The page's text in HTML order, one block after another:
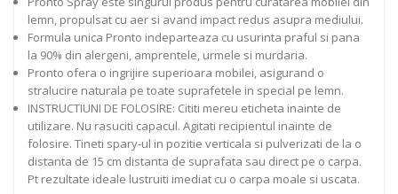
lemn, propulsat cu aer si avand impact redus asupra mediului.
Formula unica Pronto indeparteaza cu usurinta praful si pana
la 90% din alergeni, amprentele, urmele si murdaria.
Pronto ofera o ingrijire superioara mobilei, asigurand o
stralucire naturala pe toate suprafetele in special pe lemn.
INSTRUCTIUNI DE FOLOSIRE: Cititi mereu eticheta inainte de
utilizare. Nu rasuciti capacul. Agitati recipientul inainte de
folosire. Tineti spary-ul in pozitie verticala si pulverizati de la o
distanta de 15 cm distanta de suprafata sau direct pe o carpa.
Pt rezultate ideale lustruiti imediat cu o carpa moale si uscata.